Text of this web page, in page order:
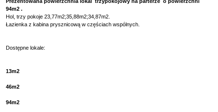
94m2 .
Hol, trzy pokoje 23,77m2;35,88m2;34,87m2.
Łazienka z kabina prysznicową w częściach wspólnych.
Dostępne lokale:
13m2
46m2
94m2